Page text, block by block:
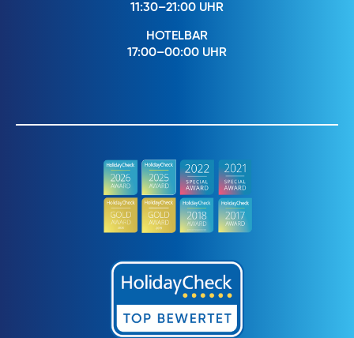
11:30–21:00 UHR
HOTELBAR
17:00–00:00 UHR